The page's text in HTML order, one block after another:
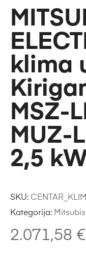
klima
MSZ-
MUZ-
2,5
2.071,58 €
SKU:
Kategorija: